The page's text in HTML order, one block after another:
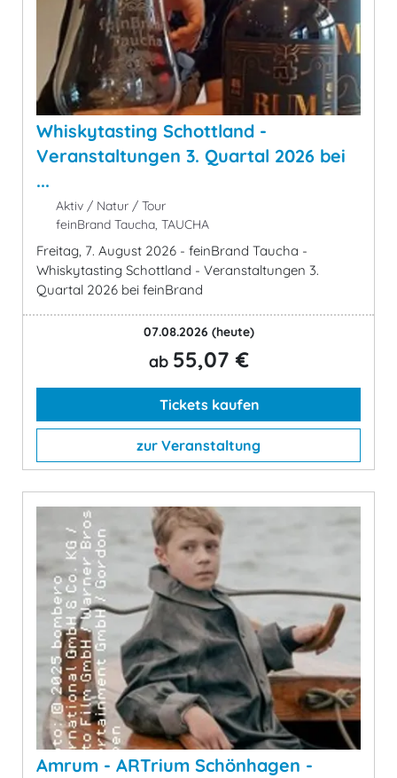
Whiskytasting Schottland -
Veranstaltungen 3. Quartal 2026 bei
...
Aktiv / Natur / Tour
feinBrand Taucha, TAUCHA
Freitag, 7. August 2026 - feinBrand Taucha -
Whiskytasting Schottland - Veranstaltungen 3.
Quartal 2026 bei feinBrand
07.08.2026 (heute)
ab 55,07 €
Tickets kaufen
zur Veranstaltung
Amrum - ARTrium Schönhagen -